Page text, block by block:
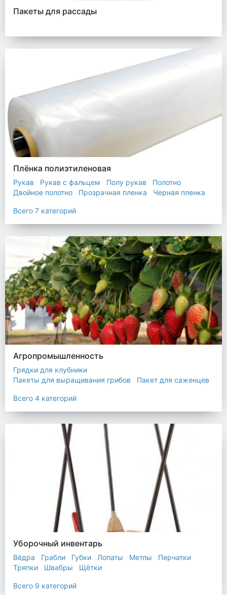
Пакеты для рассады
Плёнка полиэтиленовая
Рукав Рукав с фальцем Полу рукав
Полотно
Двойное полотно
Прозрачная пленка Черная пленка
Всего 7 категорий
Агропромышленность
Грядки для клубники
Пакеты для выращивания грибов
Пакет для саженцев
Всего 4 категорий
Уборочный инвентарь
Вёдра Грабли Губки Лопаты Метлы
Перчатки
Тряпки
Швабры Щётки
Всего 9 категорий